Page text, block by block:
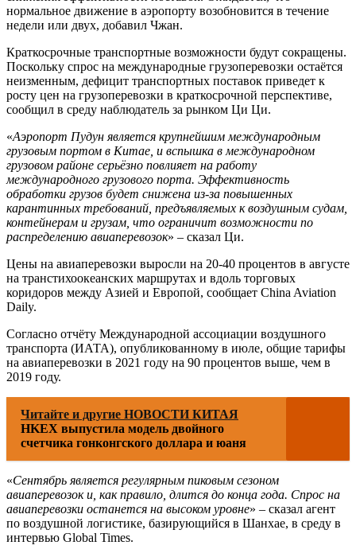
нормальное движение в аэропорту возобновится в течение
недели или двух, добавил Чжан.
Краткосрочные транспортные возможности будут сокращены.
Поскольку спрос на международные грузоперевозки остаётся
неизменным, дефицит транспортных поставок приведет к
росту цен на грузоперевозки в краткосрочной перспективе,
сообщил в среду наблюдатель за рынком Ци Ци.
«Аэропорт Пудун является крупнейшим международным
грузовым портом в Китае, и вспышка в международном
грузовом районе серьёзно повлияет на работу
международного грузового порта. Эффективность
обработки грузов будет снижена из-за повышенных
карантинных требований, предъявляемых к воздушным судам,
контейнерам и грузам, что ограничит возможности по
распределению авиаперевозок» – сказал Ци.
Цены на авиаперевозки выросли на 20-40 процентов в августе
на транстихоокеанских маршрутах и вдоль торговых
коридоров между Азией и Европой, сообщает China Aviation
Daily.
Согласно отчёту Международной ассоциации воздушного
транспорта (ИАТА), опубликованному в июле, общие тарифы
на авиаперевозки в 2021 году на 90 процентов выше, чем в
2019 году.
Читайте и другие НОВОСТИ КИТАЯ
HKEX выпустила модель двойного
счетчика гонконгского доллара и юаня
«Сентябрь является регулярным пиковым сезоном
авиаперевозок и, как правило, длится до конца года. Спрос на
авиаперевозки останется на высоком уровне» – сказал агент
по воздушной логистике, базирующийся в Шанхае, в среду в
интервью Global Times.